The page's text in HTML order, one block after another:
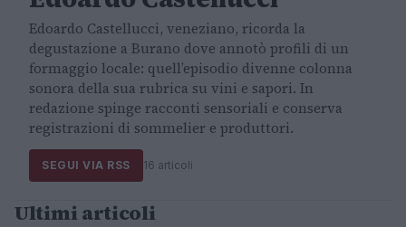
Edoardo Castellucci, veneziano, ricorda la
degustazione a Burano dove annotò profili di un
formaggio locale: quell’episodio divenne colonna
sonora della sua rubrica su vini e sapori. In
redazione spinge racconti sensoriali e conserva
registrazioni di sommelier e produttori.
SEGUI VIA RSS 16 articoli
Ultimi articoli